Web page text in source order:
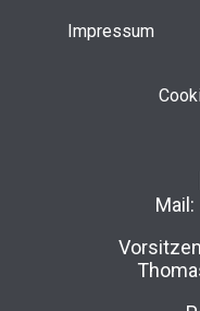
Impressum
Mail: